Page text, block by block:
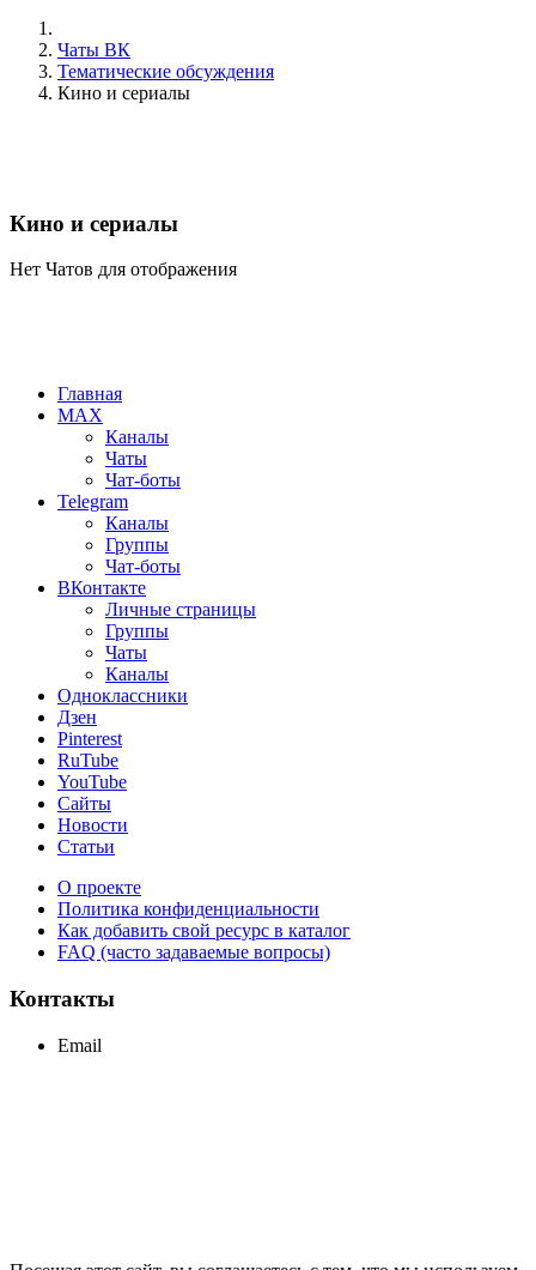
Чаты ВК
Тематические обсуждения
Кино и сериалы
Кино и сериалы
Нет Чатов для отображения
Главная
MAX
Каналы
Чаты
Чат-боты
Telegram
Каналы
Группы
Чат-боты
ВКонтакте
Личные страницы
Группы
Чаты
Каналы
Одноклассники
Дзен
Pinterest
RuTube
YouTube
Сайты
Новости
Статьи
О проекте
Политика конфиденциальности
Как добавить свой ресурс в каталог
FAQ (часто задаваемые вопросы)
Контакты
Email